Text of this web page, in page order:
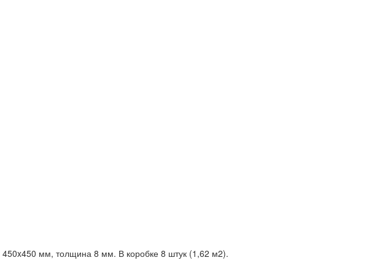
450x450 мм, толщина 8 мм. В коробке 8 штук (1,62 м2).